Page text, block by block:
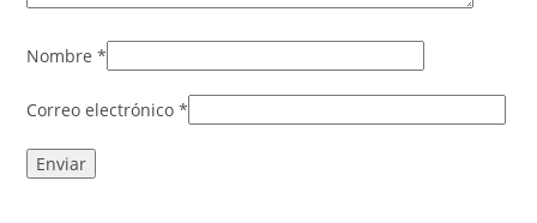
Nombre*
Correo electrónico*